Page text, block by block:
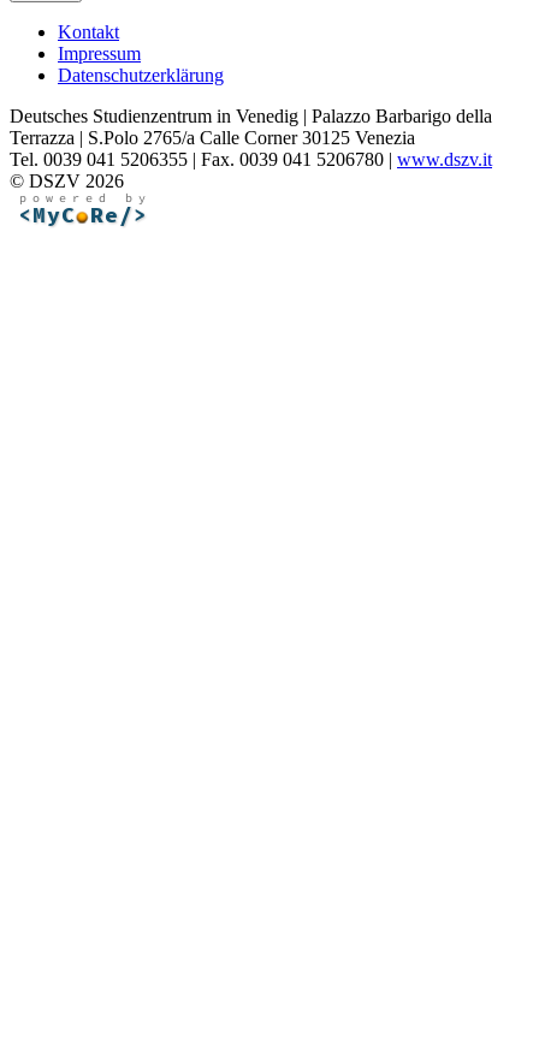
Kontakt
Impressum
Datenschutzerklärung
Deutsches Studienzentrum in Venedig | Palazzo Barbarigo della
Terrazza | S.Polo 2765/a Calle Corner 30125 Venezia
Tel. 0039 041 5206355 | Fax. 0039 041 5206780 | www.dszv.it
© DSZV 2026